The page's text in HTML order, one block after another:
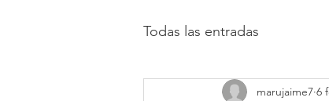
Todas las entradas
marujaime7 6